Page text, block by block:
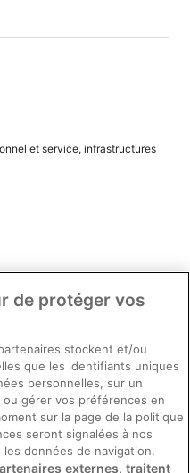
et service, infrastructures
et service, équipements
was friendly and
de protéger vos
stockent et/ou
que les identifiants uniques
personnelles, sur un
gérer vos préférences en
sur la page de la politique
seront signalées à nos
données de navigation.
externes, traitent